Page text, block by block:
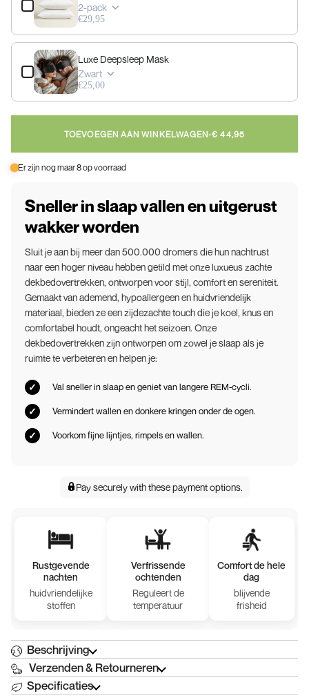
2-pack
€29,95
Luxe Deepsleep Mask
Zwart
€25,00
TOEVOEGEN AAN WINKELWAGEN•€ 44,95
Er zijn nog maar 8 op voorraad
Sneller in slaap vallen en uitgerust
wakker worden
Sluit je aan bij meer dan 500.000 dromers die hun nachtrust
naar een hoger niveau hebben getild met onze luxueus zachte
dekbedovertrekken, ontworpen voor stijl, comfort en sereniteit.
Gemaakt van ademend, hypoallergeen en huidvriendelijk
materiaal, bieden ze een zijdezachte touch die je koel, knus en
comfortabel houdt, ongeacht het seizoen. Onze
dekbedovertrekken zijn ontworpen om zowel je slaap als je
ruimte te verbeteren en helpen je:
Val sneller in slaap en geniet van langere REM-cycli.
Vermindert wallen en donkere kringen onder de ogen.
Voorkom fijne lijntjes, rimpels en wallen.
Pay securely withthese payment options.
Rustgevende
nachten
huidvriendelijke
stoffen
Verfrissende
ochtenden
Reguleert de
temperatuur
Comfort de hele
dag
blijvende
frisheid
Beschrijving
Verzenden & Retourneren
Specificaties